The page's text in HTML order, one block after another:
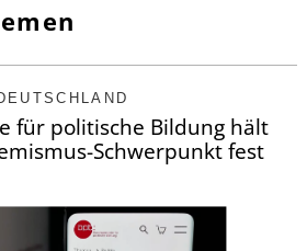
für politische Bildung hält
Schwerpunkt fest